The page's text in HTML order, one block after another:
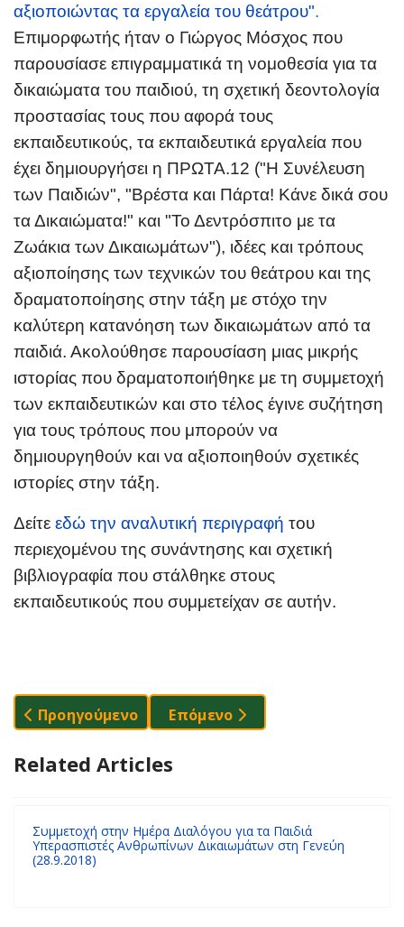
αξιοποιώντας τα εργαλεία του θεάτρου".
Επιμορφωτής ήταν ο Γιώργος Μόσχος που
παρουσίασε επιγραμματικά τη νομοθεσία για τα
δικαιώματα του παιδιού, τη σχετική δεοντολογία
προστασίας τους που αφορά τους
εκπαιδευτικούς, τα εκπαιδευτικά εργαλεία που
έχει δημιουργήσει η ΠΡΩΤΑ.12 ("Η Συνέλευση
των Παιδιών", "Βρέστα και Πάρτα! Κάνε δικά σου
τα Δικαιώματα!" και "Το Δεντρόσπιτο με τα
Ζωάκια των Δικαιωμάτων"), ιδέες και τρόπους
αξιοποίησης των τεχνικών του θεάτρου και της
δραματοποίησης στην τάξη με στόχο την
καλύτερη κατανόηση των δικαιωμάτων από τα
παιδιά. Ακολούθησε παρουσίαση μιας μικρής
ιστορίας που δραματοποιήθηκε με τη συμμετοχή
των εκπαιδευτικών και στο τέλος έγινε συζήτηση
για τους τρόπους που μπορούν να
δημιουργηθούν και να αξιοποιηθούν σχετικές
ιστορίες στην τάξη.
Δείτε εδώ την αναλυτική περιγραφή του
περιεχομένου της συνάντησης και σχετική
βιβλιογραφία που στάλθηκε στους
εκπαιδευτικούς που συμμετείχαν σε αυτήν.
Προηγούμενο Άρθρο: Ταξίδι Στη Χώρα Των
Προηγούμενο Επόμενο Άρθρο: Δύναμή Μας
Επόμενο
Related Articles
Συμμετοχή στην Ημέρα Διαλόγου για τα Παιδιά
Υπερασπιστές Ανθρωπίνων Δικαιωμάτων στη Γενεύη
(28.9.2018)